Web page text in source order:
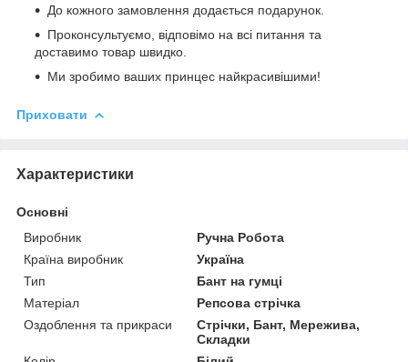
До кожного замовлення додається подарунок.
Проконсультуємо, відповімо на всі питання та
доставимо товар швидко.
Ми зробимо ваших принцес найкрасивішими!
Приховати
Характеристики
Основні
Виробник
Ручна Робота
Країна виробник
Україна
Тип
Бант на гумці
Матеріал
Репсова стрічка
Оздоблення та прикраси
Стрічки, Бант, Мережива,
Складки